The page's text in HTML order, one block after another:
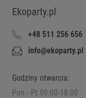
Ekoparty.pl
+48 511 256 656
info@ekoparty.pl
Godziny otwarcia:
Pon - Pt 09:00-18:00